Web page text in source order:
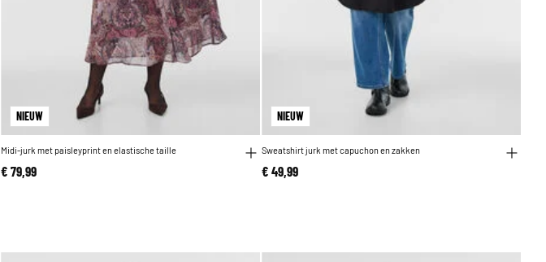
NIEUW
Midi-jurk met paisleyprint en elastische taille
€ 79,99
NIEUW
Sweatshirt jurk met capuchon en zakken
€ 49,99